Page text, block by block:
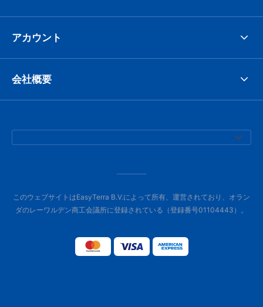
アカウント
会社概要
このウェブサイトはEasyTerra B.V.によって所有、運営されており、オラン
ダのレーワルデン商工会議所に登録されている（登録番号01104443）。